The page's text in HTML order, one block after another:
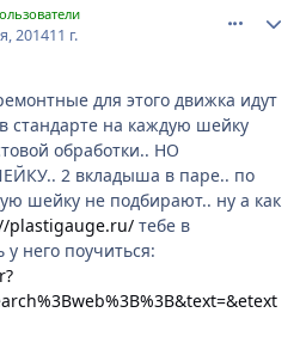
201411 г.
для этого движка идут
стандарте на каждую шейку
обработки.. НО
2 вкладыша в паре.. по
шейку не подбирают.. ну а как
plastigauge.ru/ тебе в
него поучиться: